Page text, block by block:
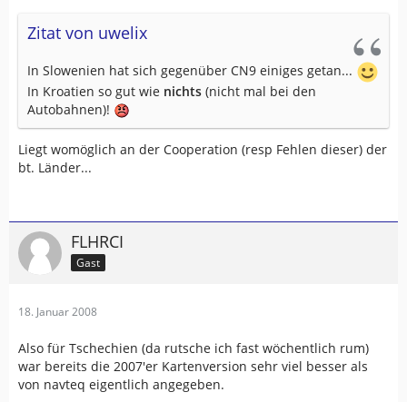
Zitat von uwelix
In Slowenien hat sich gegenüber CN9 einiges getan...
In Kroatien so gut wie nichts (nicht mal bei den
Autobahnen)!
Liegt womöglich an der Cooperation (resp Fehlen dieser) der
bt. Länder...
FLHRCI
Gast
18. Januar 2008
Also für Tschechien (da rutsche ich fast wöchentlich rum)
war bereits die 2007'er Kartenversion sehr viel besser als
von navteq eigentlich angegeben.